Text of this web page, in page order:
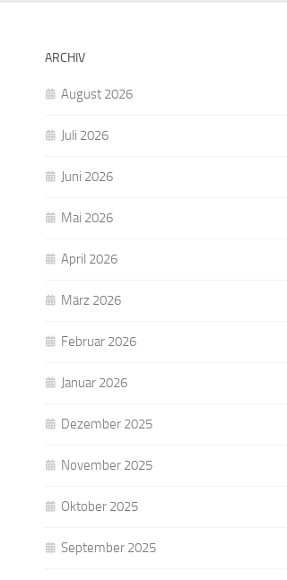
ARCHIV
August 2026
Juli 2026
Juni 2026
Mai 2026
April 2026
März 2026
Februar 2026
Januar 2026
Dezember 2025
November 2025
Oktober 2025
September 2025